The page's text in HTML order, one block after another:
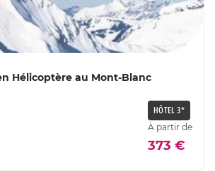
Hélicoptère au Mont-Blanc
HÔTEL 3*
À partir de
373 €